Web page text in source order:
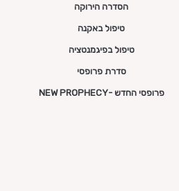
הסדרה הירוקה
טיפול באקנה
טיפול בפיגמנטציה
סדרת פרופסי
פרופסי החדש -NEW PROPHECY